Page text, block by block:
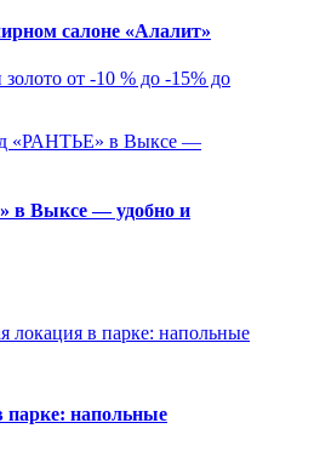
салоне «Алалит»
от -10 % до -15% до
в Выксе — удобно и
напольные